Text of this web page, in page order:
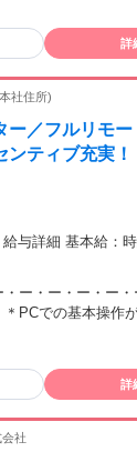
･･━━･･━━･･━━･･
主婦・主夫歓迎！
る方 ➰今までの経
して働きたい方
詳
社住所)
ー／フルリモ
ンティブ充実！
与詳細 基本給：
ー・ー・ー・ー・
PCでの基本操作
・ー・ー・ー・
自身のパソコンを使
してご応募くださ
詳
社